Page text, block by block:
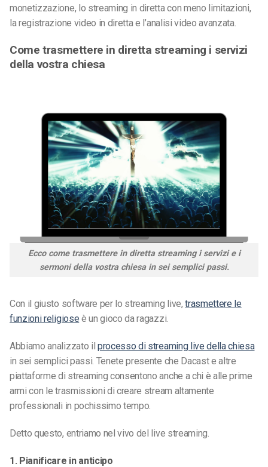
monetizzazione, lo streaming in diretta con meno limitazioni,
la registrazione video in diretta e l’analisi video avanzata.
Come trasmettere in diretta streaming i servizi
della vostra chiesa
Ecco come trasmettere in diretta streaming i servizi e i
sermoni della vostra chiesa in sei semplici passi.
Con il giusto software per lo streaming live,trasmettere le
funzioni religiose è un gioco da ragazzi.
Abbiamo analizzato il processo di streaming live della chiesa
in sei semplici passi. Tenete presente che Dacast e altre
piattaforme di streaming consentono anche a chi è alle prime
armi con le trasmissioni di creare stream altamente
professionali in pochissimo tempo.
Detto questo, entriamo nel vivo del live streaming.
1. Pianificare in anticipo